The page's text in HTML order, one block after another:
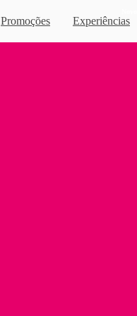
Promoções Experiências